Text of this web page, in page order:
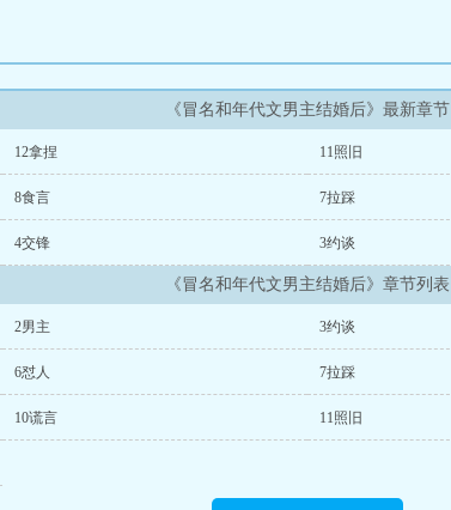
《冒名和年代文男主结婚后》最新章节
12拿捏 11照旧
8食言 7拉踩
4交锋 3约谈
《冒名和年代文男主结婚后》章节列表
2男主 3约谈
6怼人 7拉踩
10谎言 11照旧